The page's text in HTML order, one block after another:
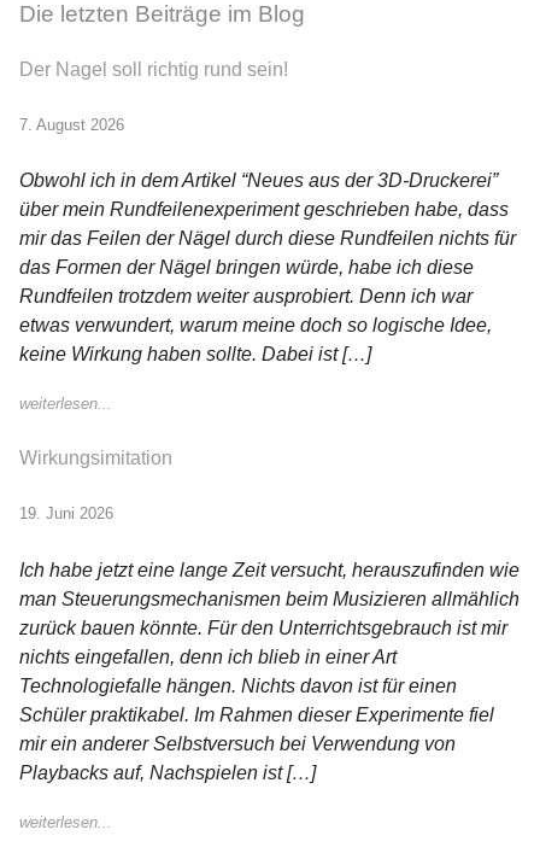
Die letzten Beiträge im Blog
Der Nagel soll richtig rund sein!
7. August 2026
Obwohl ich in dem Artikel “Neues aus der 3D-Druckerei”
über mein Rundfeilenexperiment geschrieben habe, dass
mir das Feilen der Nägel durch diese Rundfeilen nichts für
das Formen der Nägel bringen würde, habe ich diese
Rundfeilen trotzdem weiter ausprobiert. Denn ich war
etwas verwundert, warum meine doch so logische Idee,
keine Wirkung haben sollte. Dabei ist […]
weiterlesen...
Wirkungsimitation
19. Juni 2026
Ich habe jetzt eine lange Zeit versucht, herauszufinden wie
man Steuerungsmechanismen beim Musizieren allmählich
zurück bauen könnte. Für den Unterrichtsgebrauch ist mir
nichts eingefallen, denn ich blieb in einer Art
Technologiefalle hängen. Nichts davon ist für einen
Schüler praktikabel. Im Rahmen dieser Experimente fiel
mir ein anderer Selbstversuch bei Verwendung von
Playbacks auf, Nachspielen ist […]
weiterlesen...